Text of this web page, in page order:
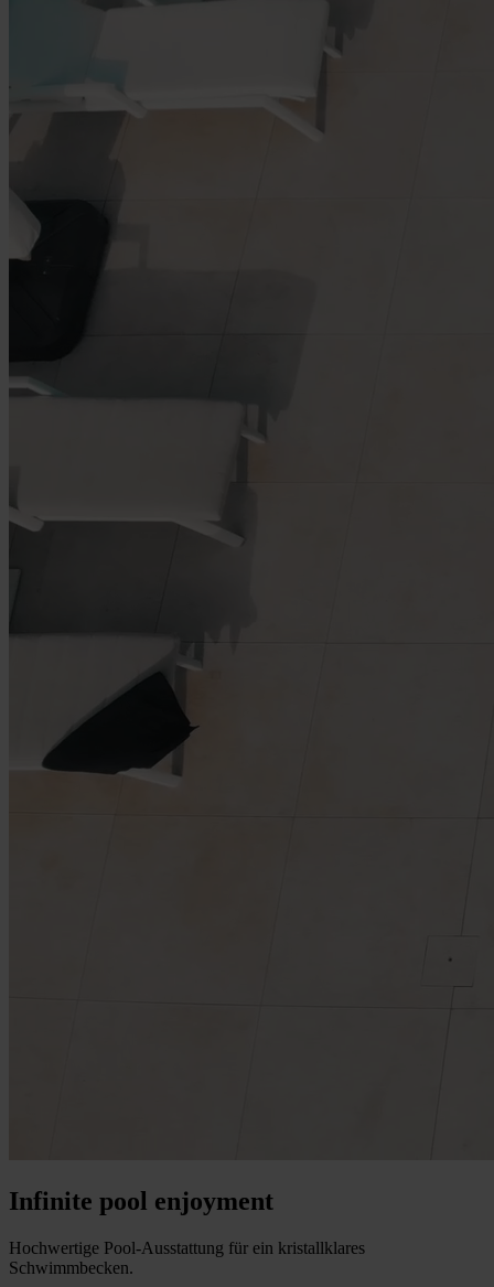
Infinite pool enjoyment
Hochwertige Pool-Ausstattung für ein kristallklares
Schwimmbecken.